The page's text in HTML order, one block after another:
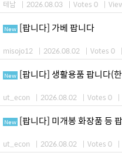
테남 | 2026.08.03 | Votes 0 |
New [팝니다] 가베 팝니다
misojo12 | 2026.08.02 | Votes 0 |
New [팝니다] 생활용품 팝니다(
ut_econ | 2026.08.02 | Votes 0 |
New [팝니다] 미개봉 화장품 등
ut_econ | 2026.08.02 | Votes 0 |